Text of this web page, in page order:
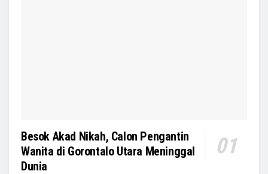
Besok Akad Nikah, Calon Pengantin
Wanita di Gorontalo Utara Meninggal
Dunia